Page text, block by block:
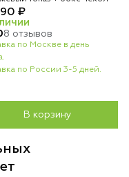
₽
8 отзывов
по Москве в день
по России 3-5 дней.
В корзину